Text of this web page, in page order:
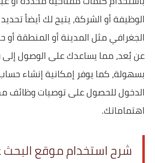
الوظيفة أو الشركة، يتيح لك أيضاً
الجغرافي مثل المدينة أو المنطقة أو
عن بُعد، مما يساعدك على الوصول
بسهولة، كما يوفر إمكانية إنشاء
الدخول للحصول على توصيات
اهتماماتك.
شرح استخدام موقع